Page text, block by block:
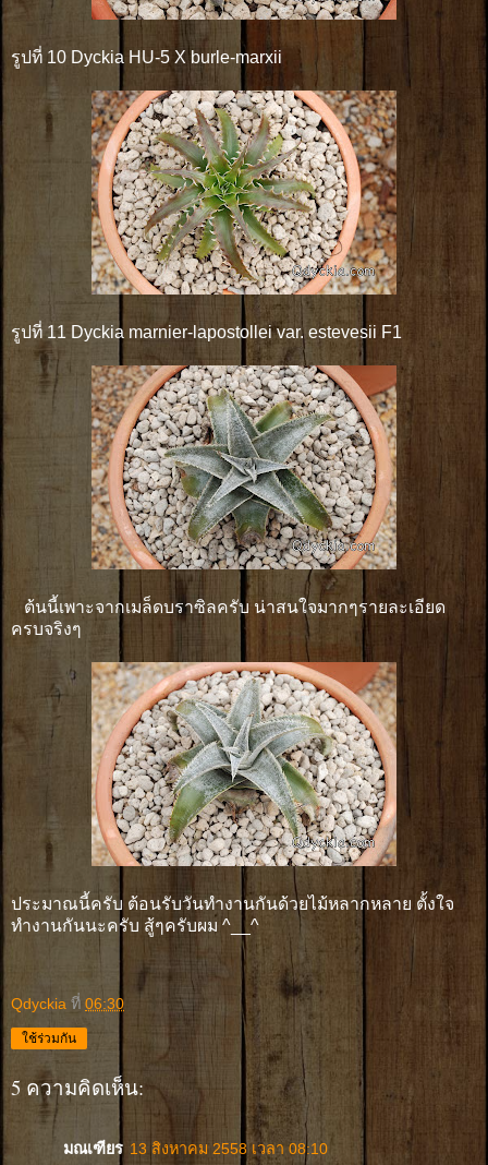
รูปที่ 10 Dyckia HU-5 X burle-marxii
รูปที่ 11 Dyckia marnier-lapostollei var. estevesii F1
ต้นนี้เพาะจากเมล็ดบราซิลครับ น่าสนใจมากๆรายละเอียด
ครบจริงๆ
ประมาณนี้ครับ ต้อนรับวันทำงานกันด้วยไม้หลากหลาย ตั้งใจ
ทำงานกันนะครับ สู้ๆครับผม ^__^
Qdyckia ที่ 06:30
ใช้ร่วมกัน
5 ความคิดเห็น:
มณเฑียร 13 สิงหาคม 2558 เวลา 08:10